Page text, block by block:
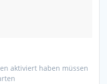
aktiviert haben müssen